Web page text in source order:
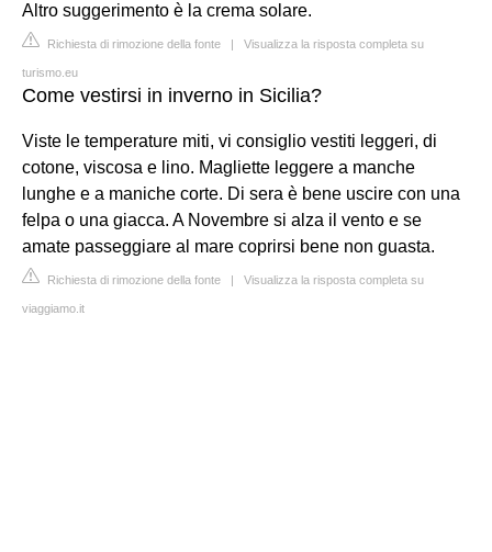
Altro suggerimento è la crema solare.
Richiesta di rimozione della fonte | Visualizza la risposta completa su
turismo.eu
Come vestirsi in inverno in Sicilia?
Viste le temperature miti, vi consiglio vestiti leggeri, di
cotone, viscosa e lino. Magliette leggere a manche
lunghe e a maniche corte. Di sera è bene uscire con una
felpa o una giacca. A Novembre si alza il vento e se
amate passeggiare al mare coprirsi bene non guasta.
Richiesta di rimozione della fonte | Visualizza la risposta completa su
viaggiamo.it